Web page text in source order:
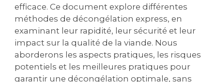
efficace. Ce document explore différentes
méthodes de décongélation express, en
examinant leur rapidité, leur sécurité et leur
impact sur la qualité de la viande. Nous
aborderons les aspects pratiques, les risques
potentiels et les meilleures pratiques pour
garantir une décongélation optimale, sans